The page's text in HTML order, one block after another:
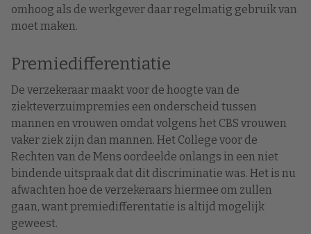
omhoog als de werkgever daar regelmatig gebruik van
moet maken.
Premiedifferentiatie
De verzekeraar maakt voor de hoogte van de
ziekteverzuimpremies een onderscheid tussen
mannen en vrouwen omdat volgens het CBS vrouwen
vaker ziek zijn dan mannen. Het College voor de
Rechten van de Mens oordeelde onlangs in een niet
bindende uitspraak dat dit discriminatie was. Het is nu
afwachten hoe de verzekeraars hiermee om zullen
gaan, want premiedifferentatie is altijd mogelijk
geweest.